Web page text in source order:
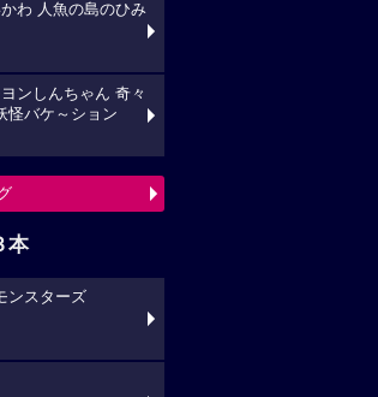
わ 人魚の島のひみ
ンしんちゃん 奇々
怪バケ～ション
本
ンスターズ